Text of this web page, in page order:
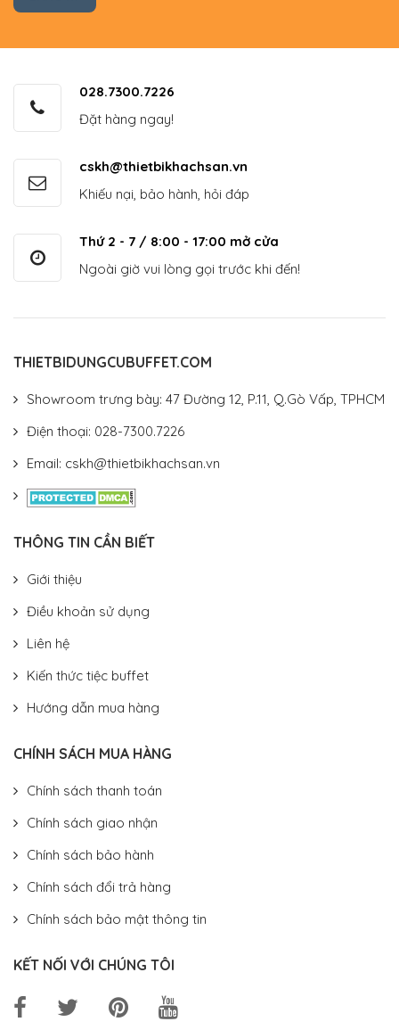
028.7300.7226
Đặt hàng ngay!
cskh@thietbikhachsan.vn
Khiếu nại, bảo hành, hỏi đáp
Thứ 2 - 7 / 8:00 - 17:00 mở cửa
Ngoài giờ vui lòng gọi trước khi đến!
THIETBIDUNGCUBUFFET.COM
Showroom trưng bày: 47 Đường 12, P.11, Q.Gò Vấp, TPHCM
Điện thoại: 028-7300.7226
Email: cskh@thietbikhachsan.vn
THÔNG TIN CẦN BIẾT
Giới thiệu
Điều khoản sử dụng
Liên hệ
Kiến thức tiệc buffet
Hướng dẫn mua hàng
CHÍNH SÁCH MUA HÀNG
Chính sách thanh toán
Chính sách giao nhận
Chính sách bảo hành
Chính sách đổi trả hàng
Chính sách bảo mật thông tin
KẾT NỐI VỚI CHÚNG TÔI